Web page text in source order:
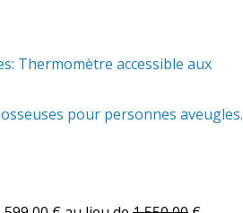
Thermomètre accessible aux
pour personnes aveugles.